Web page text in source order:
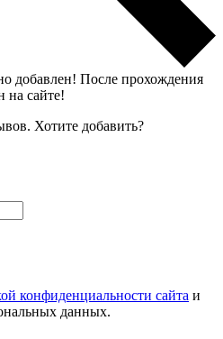
добавлен! После прохождения
на сайте!
Хотите добавить?
конфиденциальности сайта и
данных.